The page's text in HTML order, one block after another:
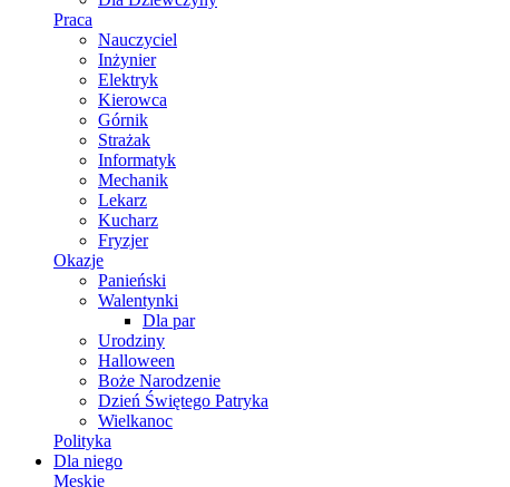
Praca
Nauczyciel
Inżynier
Elektryk
Kierowca
Górnik
Strażak
Informatyk
Mechanik
Lekarz
Kucharz
Fryzjer
Okazje
Panieński
Walentynki
Dla par
Urodziny
Halloween
Boże Narodzenie
Dzień Świętego Patryka
Wielkanoc
Polityka
Dla niego
Męskie